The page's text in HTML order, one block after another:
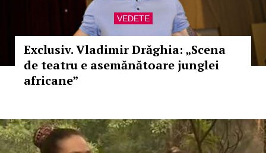
VEDETE
Exclusiv. Vladimir Drăghia: „Scena
de teatru e asemănătoare junglei
africane”